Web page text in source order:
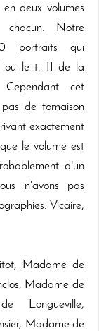
deux volumes
chacun. Notre
portraits qui
ou le t. II de la
cet
de tomaison
exactement
le volume est
d'un
n'avons pas
Vicaire,
Madame de
Madame de
Longueville,
Madame de